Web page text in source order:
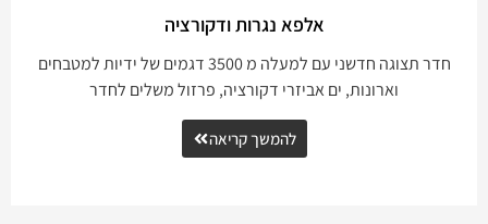
אלפא נגרות ודקורציה
חדר תצוגה חדשני עם למעלה מ 3500 דגמים של ידיות למטבחים
וארונות, ים אביזרי דקורציה, פרזול משלים לחדר
להמשך קריאה